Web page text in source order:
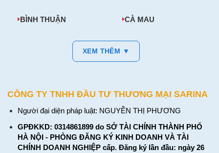
BÌNH THUẬN CÀ MAU
XEM THÊM ▼
CÔNG TY TNHH ĐẦU TƯ THƯƠNG MẠI SARINA
Người đại diện pháp luật: NGUYỄN THỊ PHƯƠNG
GPĐKKD: 0314861899 do SỞ TÀI CHÍNH THÀNH PHỐ
HÀ NỘI - PHÒNG ĐĂNG KÝ KINH DOANH VÀ TÀI
CHÍNH DOANH NGHIỆP cấp. Đăng ký lần đầu: ngày 26